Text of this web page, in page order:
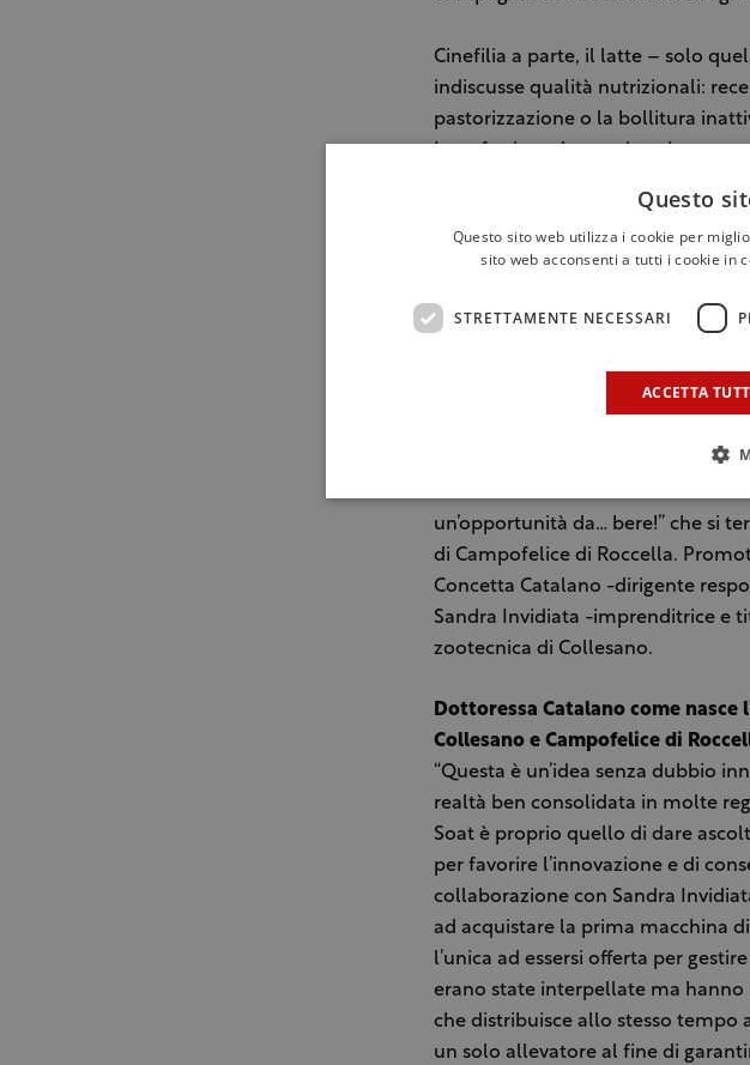
Cinefilia a parte, il latte – solo
indiscusse qualità nutrizionali:
pastorizzazione o la bollitura
grasso corporeo e per lo sviluppo
concentrazione serica del
sottolineare che il processo
riscaldamento, potrebbe
presenti in natura, che il nostro
che sono spesso considerati tra i
pastorizzato, c’è da chiedersi
crudo? A fare chiarezza sul tema
un’opportunità da… bere!” che si
di Campofelice di Roccella.
Concetta Catalano -dirigente
Sandra Invidiata -imprenditrice e
zootecnica di Collesano.
Dottoressa Catalano come
Collesano e Campofelice di
“Questa è un’idea senza dubbio
realtà ben consolidata in molte
Soat è proprio quello di dare
per favorire l’innovazione e di
collaborazione con Sandra
ad acquistare la prima macchina
l’unica ad essersi offerta per
erano state interpellate ma
che distribuisce allo stesso tempo
un solo allevatore al fine di
Questo
Questo sito web utilizza i cookie per
sito web acconsenti a tutti i cookie in
STRETTAMENTE NECESSARI
ACCETTA